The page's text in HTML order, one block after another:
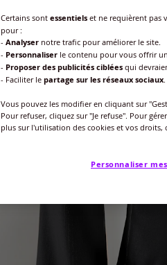
Certains sont essentiels et ne requièrent pas
pour :
- Analyser notre trafic pour améliorer le site.
- Personnaliser le contenu pour vous offrir
- Proposer des publicités ciblées qui
- Faciliter le partage sur les réseaux sociaux.
Vous pouvez les modifier en cliquant sur
Pour refuser, cliquez sur "Je refuse". Pour
plus sur l'utilisation des cookies et vos droits,
Personnaliser